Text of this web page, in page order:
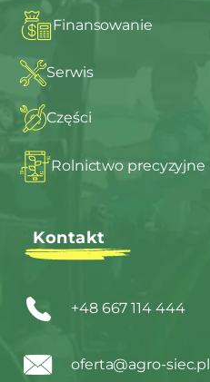
Finansowanie
Serwis
Części
Rolnictwo precyzyjne
Kontakt
+48 667 114 444
oferta@agro-siec.pl